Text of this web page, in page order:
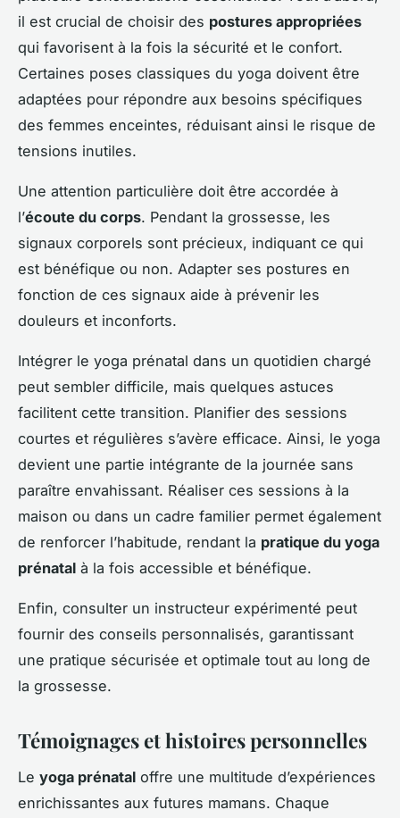
il est crucial de choisir des postures appropriées
qui favorisent à la fois la sécurité et le confort.
Certaines poses classiques du yoga doivent être
adaptées pour répondre aux besoins spécifiques
des femmes enceintes, réduisant ainsi le risque de
tensions inutiles.
Une attention particulière doit être accordée à
l’écoute du corps. Pendant la grossesse, les
signaux corporels sont précieux, indiquant ce qui
est bénéfique ou non. Adapter ses postures en
fonction de ces signaux aide à prévenir les
douleurs et inconforts.
Intégrer le yoga prénatal dans un quotidien chargé
peut sembler difficile, mais quelques astuces
facilitent cette transition. Planifier des sessions
courtes et régulières s’avère efficace. Ainsi, le yoga
devient une partie intégrante de la journée sans
paraître envahissant. Réaliser ces sessions à la
maison ou dans un cadre familier permet également
de renforcer l’habitude, rendant la pratique du yoga
prénatal à la fois accessible et bénéfique.
Enfin, consulter un instructeur expérimenté peut
fournir des conseils personnalisés, garantissant
une pratique sécurisée et optimale tout au long de
la grossesse.
Témoignages et histoires personnelles
Le yoga prénatal offre une multitude d’expériences
enrichissantes aux futures mamans. Chaque